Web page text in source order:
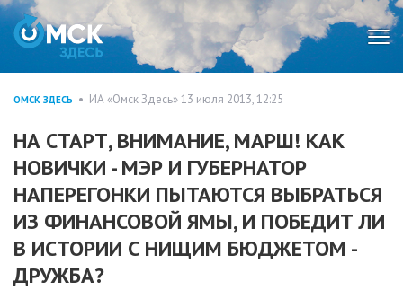
ОМСК ЗДЕСЬ • ИА «Омск Здесь» 13 июля 2013, 12:25
НА СТАРТ, ВНИМАНИЕ, МАРШ! КАК
НОВИЧКИ - МЭР И ГУБЕРНАТОР
НАПЕРЕГОНКИ ПЫТАЮТСЯ ВЫБРАТЬСЯ
ИЗ ФИНАНСОВОЙ ЯМЫ, И ПОБЕДИТ ЛИ
В ИСТОРИИ С НИЩИМ БЮДЖЕТОМ -
ДРУЖБА?